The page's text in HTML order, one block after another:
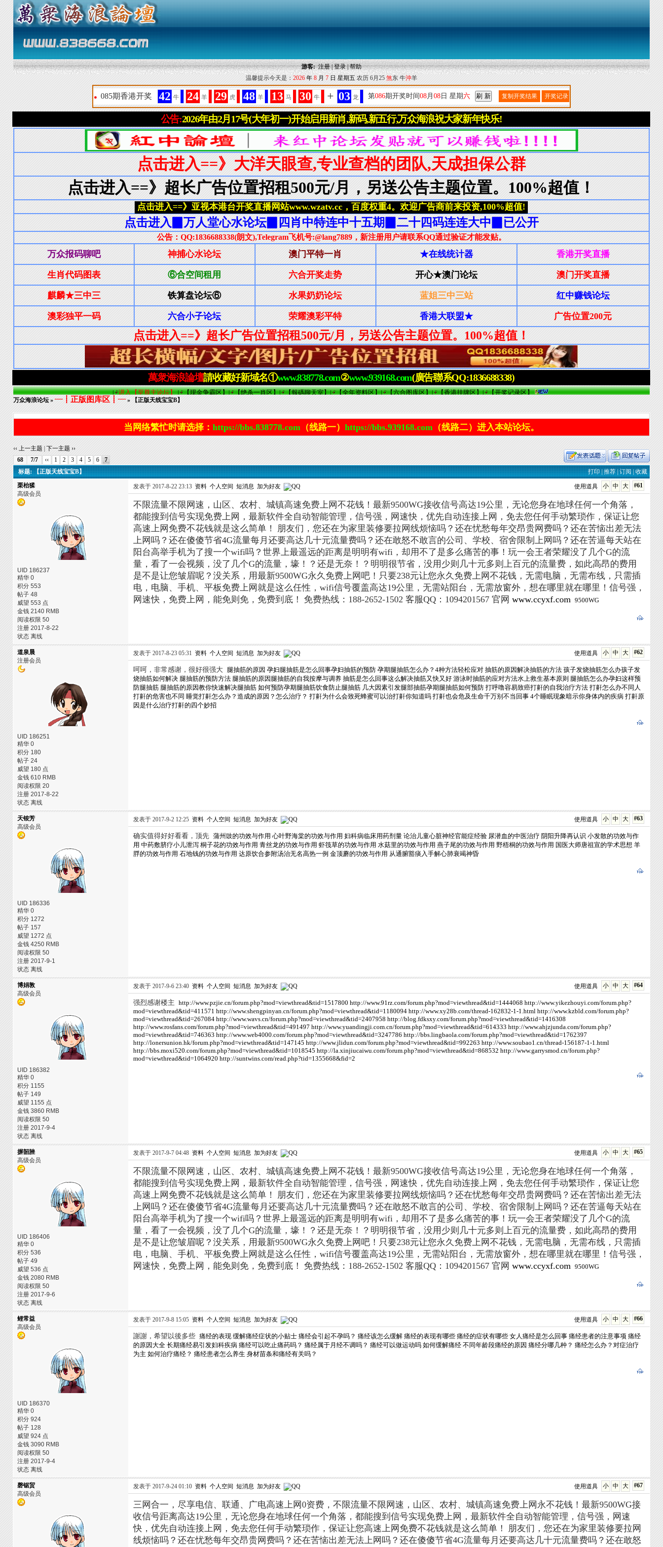
游客:注册|登录|帮助
温馨提示今天是： 2026年 8月 7日 星期五 农历 6月25 煞东 牛沖羊
万众海浪论坛» ┈┋正版图库区┋┈» 【正版天线宝宝B】
当网络繁忙时请选择： https://bbs.838778.com（线路一） https://bbs.939168.com（线路二）进入本站论坛。
‹‹ 上一主题
下一主题 ››
68
7/7 ‹‹ 1 2 3 4 5 6
7
打印
推荐| 订阅 收藏
标题: 【正版天线宝宝B】
栗枱猱
高级会员
UID 186237
精华 0
积分 553
帖子 48
威望 553 点
金钱 2140 RMB
阅读权限 50
注册 2017-8-22
状态 离线
#61
大
中
小
使用道具
发表于 2017-8-22 23:13 资料 个人空间 短消息 加为好友
不限流量不限网速，山区、农村、城镇高速免费上网不花钱！最新9500WG接收信号高达19公里，无论您身在地球任何一个角落，
都能搜到信号实现免费上网，最新软件全自动智能管理，信号强，网速快，优先自动连接上网，免去您任何手动繁琐作，保证让您
高速上网免费不花钱就是这么简单！
朋友们，您还在为家里装修要拉网线烦恼吗？还在忧愁每年交昂贵网费吗？还在苦恼出差无法
上网吗？还在傻傻节省4G流量每月还要高达几十元流量费吗？还在敢怒不敢言的公司、学校、宿舍限制上网吗？还在苦逼每天站在
阳台高举手机为了搜一个wifi吗？世界上最遥远的距离是明明有wifi，却用不了是多么痛苦的事！玩一会王者荣耀没了几个G的流
量，看了一会视频，没了几个G的流量，壕！？还是无奈！？明明很节省，没用少则几十元多则上百元的流量费，如此高昂的费用
是不是让您皱眉呢？没关系，用最新9500WG永久免费上网吧！只要238元让您永久免费上网不花钱，无需电脑，无需布线，只需插
电，电脑、手机、平板免费上网就是这么任性，wifi信号覆盖高达19公里，无需站阳台，无需放窗外，想在哪里就在哪里！信号强，
网速快，免费上网，能免则免，免费到底！
免费热线：188-2652-1502 客服QQ：1094201567 官网 www.ccyxf.com 9500WG
道泉晨
注册会员
UID 186251
精华 0
积分 180
帖子 24
威望 180 点
金钱 610 RMB
阅读权限 20
注册 2017-8-22
状态 离线
#62
大
中
小
使用道具
发表于 2017-8-23 05:31 资料 个人空间 短消息 加为好友
呵呵，非常感谢，很好很强大 腿抽筋的原因 孕妇腿抽筋是怎么回事孕妇抽筋的预防 孕期腿抽筋怎么办？4种方法轻松应对 抽筋的原因解决抽筋的方法 孩子发烧抽筋怎么办孩子发
烧抽筋如何解决 腿抽筋的预防方法 腿抽筋的原因腿抽筋的自我按摩与调养 抽筋是怎么回事这么解决抽筋又快又好 游泳时抽筋的应对方法水上救生基本原则 腿抽筋怎么办孕妇这样预
防腿抽筋 腿抽筋的原因教你快速解决腿抽筋 如何预防孕期腿抽筋饮食防止腿抽筋 几大因素引发腿部抽筋孕期腿抽筋如何预防 打呼噜容易致癌打鼾的自我治疗方法 打鼾怎么办不同人
打鼾的危害也不同 睡觉打鼾怎么办？造成的原因？怎么治疗？ 打鼾为什么会致死蜂蜜可以治打鼾你知道吗 打鼾也会危及生命千万别不当回事 4个睡眠现象暗示你身体内的疾病 打鼾原
因是什么治疗打鼾的四个妙招
天铵芳
高级会员
UID 186336
精华 0
积分 1272
帖子 157
威望 1272 点
金钱 4250 RMB
阅读权限 50
注册 2017-9-1
状态 离线
#63
大
中
小
使用道具
发表于 2017-9-2 12:25 资料 个人空间 短消息 加为好友
确实值得好好看看，顶先 蒲州豉的功效与作用 心叶野海棠的功效与作用 妇科病临床用药剂量 论治儿童心脏神经官能症经验 尿潜血的中医治疗 阴阳升降再认识 小发散的功效与作
用 中药敷脐疗小儿泄泻 桐子花的功效与作用 青丝龙的功效与作用 虾筏草的功效与作用 水菇里的功效与作用 燕子尾的功效与作用 野梧桐的功效与作用 国医大师唐祖宣的学术思想 羊
脬的功效与作用 石地钱的功效与作用 达原饮合参附汤治无名高热一例 金顶蘑的功效与作用 从通腑豁痰入手解心肺衰竭神昏
博娟敦
高级会员
UID 186382
精华 0
积分 1155
帖子 149
威望 1155 点
金钱 3860 RMB
阅读权限 50
注册 2017-9-4
状态 离线
#64
大
中
小
使用道具
发表于 2017-9-6 23:40 资料 个人空间 短消息 加为好友
强烈感谢楼主 http://www.pzjie.cn/forum.php?mod=viewthread&tid=1517800 http://www.91rz.com/forum.php?mod=viewthread&tid=1444068 http://www.yikezhouyi.com/forum.php?
mod=viewthread&tid=411571 http://www.shengpinyan.cn/forum.php?mod=viewthread&tid=1180094 http://www.xy28b.com/thread-162832-1-1.html http://www.kzbld.com/forum.php?
mod=viewthread&tid=267084 http://www.wavs.cn/forum.php?mod=viewthread&tid=2407958 http://blog.fdksxy.com/forum.php?mod=viewthread&tid=1416308
http://www.rosfans.com/forum.php?mod=viewthread&tid=491497 http://www.yuandingji.com.cn/forum.php?mod=viewthread&tid=614333 http://www.ahjzjunda.com/forum.php?
mod=viewthread&tid=746363 http://www.web4000.com/forum.php?mod=viewthread&tid=3247786 http://bbs.lingbaola.com/forum.php?mod=viewthread&tid=1762397
http://lonersunion.hk/forum.php?mod=viewthread&tid=147145 http://www.jlidun.com/forum.php?mod=viewthread&tid=992263 http://www.soubao1.cn/thread-156187-1-1.html
http://bbs.moxi520.com/forum.php?mod=viewthread&tid=1018545 http://la.xinjiucaiwu.com/forum.php?mod=viewthread&tid=868532 http://www.garrysmod.cn/forum.php?
mod=viewthread&tid=1064920 http://suntwins.com/read.php?tid=1355668&fid=2
摒韶脞
高级会员
UID 186406
精华 0
积分 536
帖子 49
威望 536 点
金钱 2080 RMB
阅读权限 50
注册 2017-9-6
状态 离线
#65
大
中
小
使用道具
发表于 2017-9-7 04:48 资料 个人空间 短消息 加为好友
不限流量不限网速，山区、农村、城镇高速免费上网不花钱！最新9500WG接收信号高达19公里，无论您身在地球任何一个角落，
都能搜到信号实现免费上网，最新软件全自动智能管理，信号强，网速快，优先自动连接上网，免去您任何手动繁琐作，保证让您
高速上网免费不花钱就是这么简单！
朋友们，您还在为家里装修要拉网线烦恼吗？还在忧愁每年交昂贵网费吗？还在苦恼出差无法
上网吗？还在傻傻节省4G流量每月还要高达几十元流量费吗？还在敢怒不敢言的公司、学校、宿舍限制上网吗？还在苦逼每天站在
阳台高举手机为了搜一个wifi吗？世界上最遥远的距离是明明有wifi，却用不了是多么痛苦的事！玩一会王者荣耀没了几个G的流
量，看了一会视频，没了几个G的流量，壕！？还是无奈！？明明很节省，没用少则几十元多则上百元的流量费，如此高昂的费用
是不是让您皱眉呢？没关系，用最新9500WG永久免费上网吧！只要238元让您永久免费上网不花钱，无需电脑，无需布线，只需插
电，电脑、手机、平板免费上网就是这么任性，wifi信号覆盖高达19公里，无需站阳台，无需放窗外，想在哪里就在哪里！信号强，
网速快，免费上网，能免则免，免费到底！
免费热线：188-2652-1502 客服QQ：1094201567 官网 www.ccyxf.com 9500WG
鲤常益
高级会员
UID 186370
精华 0
积分 924
帖子 128
威望 924 点
金钱 3090 RMB
阅读权限 50
注册 2017-9-4
状态 离线
#66
大
中
小
使用道具
发表于 2017-9-8 15:05 资料 个人空间 短消息 加为好友
謝謝，希望以後多些 痛经的表现 缓解痛经症状的小贴士 痛经会引起不孕吗？ 痛经该怎么缓解 痛经的表现有哪些 痛经的症状有哪些 女人痛经是怎么回事 痛经患者的注意事项 痛经
的原因大全 长期痛经易引发妇科疾病 痛经可以吃止痛药吗？ 痛经属于月经不调吗？ 痛经可以做运动吗 如何缓解痛经 不同年龄段痛经的原因 痛经分哪几种？ 痛经怎么办？对症治疗
为主 如何治疗痛经？ 痛经患者怎么养生 身材苗条和痛经有关吗？
磬锯贸
高级会员
#67
大
中
小
使用道具
发表于 2017-9-24 01:10 资料 个人空间 短消息 加为好友
三网合一，尽享电信、联通、广电高速上网0资费，不限流量不限网速，山区、农村、城镇高速免费上网永不花钱！最新9500WG接
收信号距离高达19公里，无论您身在地球任何一个角落，都能搜到信号实现免费上网，最新软件全自动智能管理，信号强，网速
快，优先自动连接上网，免去您任何手动繁琐作，保证让您高速上网免费不花钱就是这么简单！
朋友们，您还在为家里装修要拉网
线烦恼吗？还在忧愁每年交昂贵网费吗？还在苦恼出差无法上网吗？还在傻傻节省4G流量每月还要高达几十元流量费吗？还在敢怒